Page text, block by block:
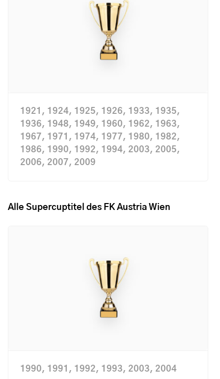
1921, 1924, 1925, 1926, 1933, 1935,
1936, 1948, 1949, 1960, 1962, 1963,
1967, 1971, 1974, 1977, 1980, 1982,
1986, 1990, 1992, 1994, 2003, 2005,
2006, 2007, 2009
Alle Supercuptitel des FK Austria Wien
1990, 1991, 1992, 1993, 2003, 2004